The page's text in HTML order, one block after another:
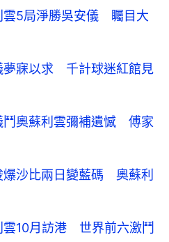
雲5局淨勝吳安儀 矚目大
夢寐以求 千計球迷紅館見
鬥奧蘇利雲彌補遺憾 傅家
爆沙比兩日變藍碼 奧蘇利
雲10月訪港 世界前六激鬥